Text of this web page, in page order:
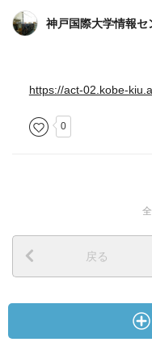
神戸国際大学情報
https://act-02.kobe-
0
戻る